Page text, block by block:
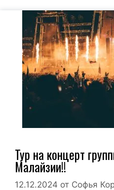
Тур на концерт
Малайзии!!
12.12.2024 от Софья